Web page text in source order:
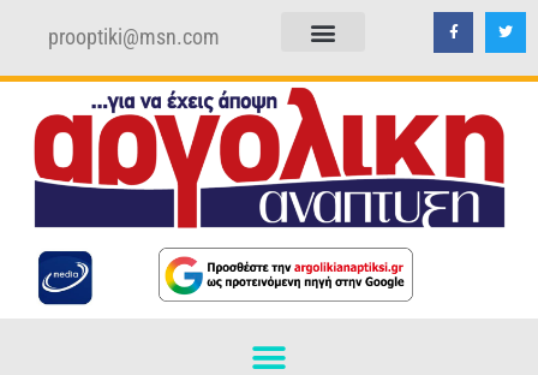
prooptiki@msn.com